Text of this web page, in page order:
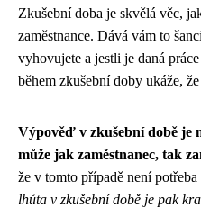
Zkušební doba je skvělá věc,
zaměstnance. Dává vám to
vyhovujete a jestli je daná
během zkušební doby ukáže,
Výpověď v zkušební době je
může jak zaměstnanec, tak
že v tomto případě není
lhůta v zkušební době je pak